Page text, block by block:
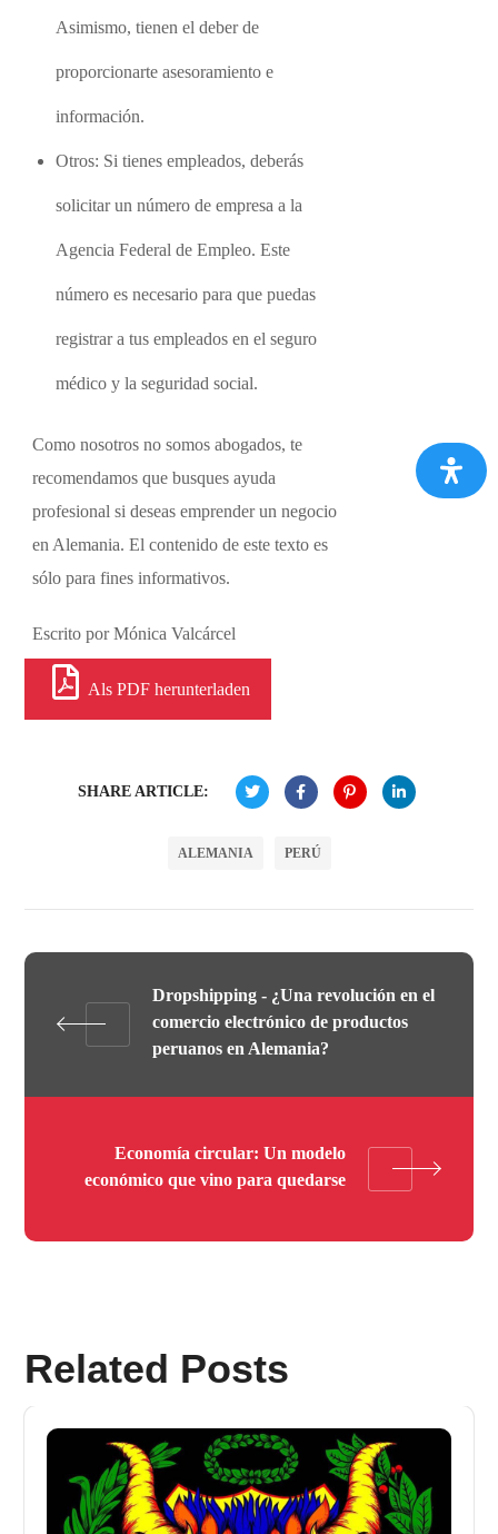
Asimismo, tienen el deber de
proporcionarte asesoramiento e
información.
Otros: Si tienes empleados, deberás
solicitar un número de empresa a la
Agencia Federal de Empleo. Este
número es necesario para que puedas
registrar a tus empleados en el seguro
médico y la seguridad social.
Como nosotros no somos abogados, te
recomendamos que busques ayuda
profesional si deseas emprender un negocio
en Alemania. El contenido de este texto es
sólo para fines informativos.
Escrito por Mónica Valcárcel
Als PDF herunterladen
SHARE ARTICLE:
ALEMANIA PERÚ
Dropshipping - ¿Una revolución en el
comercio electrónico de productos
peruanos en Alemania?
Economía circular: Un modelo
económico que vino para quedarse
Related Posts